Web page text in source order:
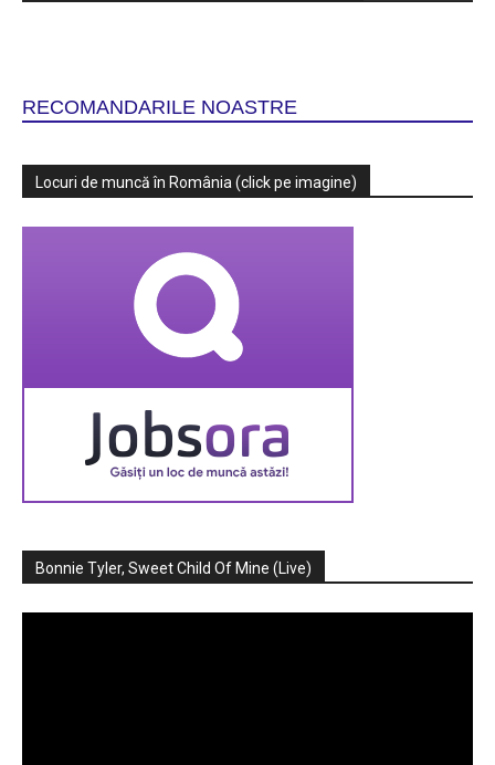
RECOMANDARILE NOASTRE
Locuri de muncă în România (click pe imagine)
Bonnie Tyler, Sweet Child Of Mine (Live)